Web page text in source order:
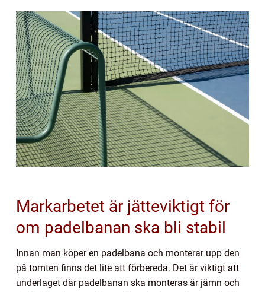
Markarbetet är jätteviktigt för
om padelbanan ska bli stabil
Innan man köper en padelbana och monterar upp den
på tomten finns det lite att förbereda. Det är viktigt att
underlaget där padelbanan ska monteras är jämn och